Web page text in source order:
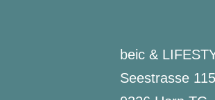
beic &
Seestrasse 115